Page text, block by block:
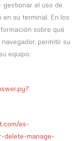
gestionar el uso de
su terminal. En los
sobre qué
permitir su
equipo:
es-
delete-manage-